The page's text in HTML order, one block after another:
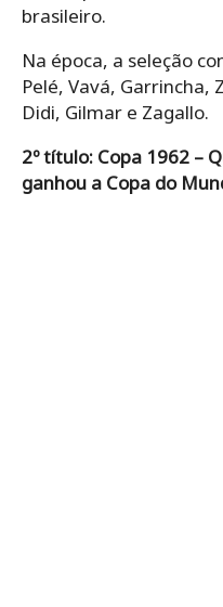
brasileiro.
Na época, a seleção
Pelé, Vavá, Garrincha,
Didi, Gilmar e Zagallo.
2º título: Copa 1962 –
ganhou a Copa do